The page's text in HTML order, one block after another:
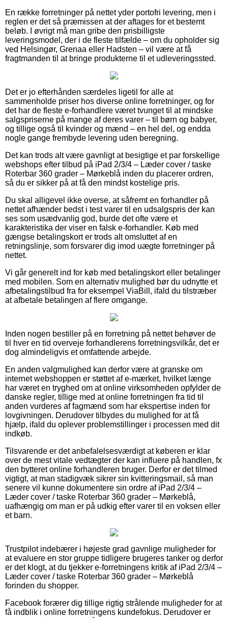
En række forretninger på nettet yder portofri levering, men i
reglen er det så præmissen at der aftages for et bestemt
beløb. I øvrigt må man gribe den prisbilligste
leveringsmodel, der i de fleste tilfælde – om du opholder sig
ved Helsingør, Grenaa eller Hadsten – vil være at få
fragtmanden til at bringe produkterne til et udleveringssted.
Det er jo efterhånden særdeles ligetil for alle at
sammenholde priser hos diverse online forretninger, og for
det har de fleste e-forhandlere været tvunget til at mindske
salgspriserne på mange af deres varer – til børn og babyer,
og tillige også til kvinder og mænd – en hel del, og endda
nogle gange frembyde levering uden beregning.
Det kan trods alt være gavnligt at besigtige et par forskellige
webshops efter tilbud på iPad 2/3/4 – Læder cover / taske
Roterbar 360 grader – Mørkeblå inden du placerer ordren,
så du er sikker på at få den mindst kostelige pris.
Du skal alligevel ikke overse, at såfremt en forhandler på
nettet afhænder bedst i test varer til en udsalgspris der kan
ses som usædvanlig god, burde det ofte være et
karakteristika der viser en falsk e-forhandler. Køb med
gængse betalingskort er trods alt omsluttet af en
retningslinje, som forsvarer dig imod uægte forretninger på
nettet.
Vi går generelt ind for køb med betalingskort eller betalinger
med mobilen. Som en alternativ mulighed bør du udnytte et
afbetalingstilbud fra for eksempel ViaBill, ifald du tilstræber
at afbetale betalingen af flere omgange.
Inden nogen bestiller på en forretning på nettet behøver de
til hver en tid overveje forhandlerens forretningsvilkår, det er
dog almindeligvis et omfattende arbejde.
En anden valgmulighed kan derfor være at granske om
internet webshoppen er støttet af e-mærket, hvilket længe
har været en tryghed om at online virksomheden opfylder de
danske regler, tillige med at online forretningen fra tid til
anden vurderes af fagmænd som har ekspertise inden for
lovgivningen. Derudover tilbydes du mulighed for at få
hjælp, ifald du oplever problemstillinger i processen med dit
indkøb.
Tilsvarende er det anbefalelsesværdigt at køberen er klar
over de mest vitale vedtægter der kan influere på handlen, fx
den bytteret online forhandleren bruger. Derfor er det tilmed
vigtigt, at man stadigvæk sikrer sin kvitteringsmail, så man
senere vil kunne dokumentere sin ordre af iPad 2/3/4 –
Læder cover / taske Roterbar 360 grader – Mørkeblå,
uafhængig om man er på udkig efter varer til en voksen eller
et barn.
Trustpilot indebærer i højeste grad gavnlige muligheder for
at evaluere en stor gruppe tidligere brugeres tanker og derfor
er det klogt, at du tjekker e-forretningens kritik af iPad 2/3/4 –
Læder cover / taske Roterbar 360 grader – Mørkeblå
forinden du shopper.
Facebook forærer dig tillige rigtig strålende muligheder for at
få indblik i online forretningens kundefokus. Derudover er